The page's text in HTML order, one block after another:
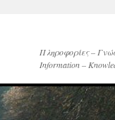
Πληροφορίες –
Information –